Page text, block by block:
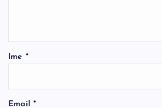
Ime *
Email *